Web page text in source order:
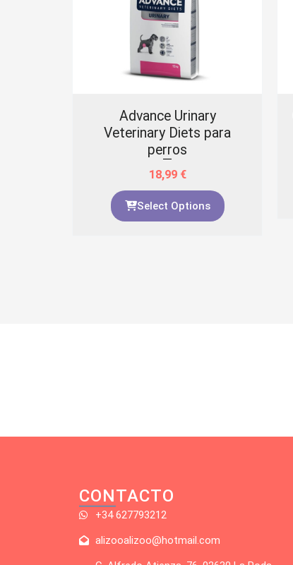
Advance Urinary
Veterinary Diets para
perros
18,99 €
Select Options
CONTACTO
+34 627793212
alizooalizoo@hotmail.com